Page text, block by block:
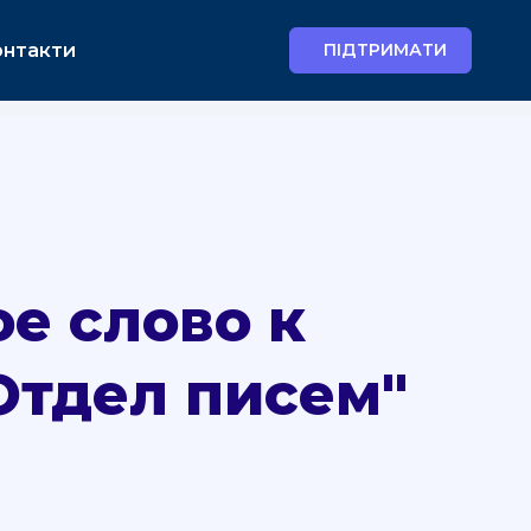
on line 449 Warning: Undefined array key "host"
ПІДТРИМАТИ
слово к
писем"